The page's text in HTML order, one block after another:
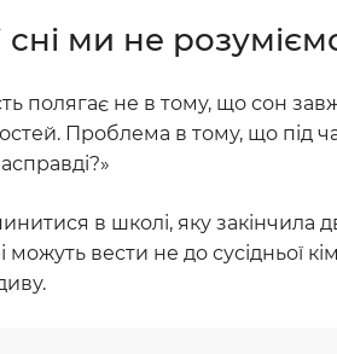
сні ми не
полягає не в тому, що сон
Проблема в тому, що під
в школі, яку закінчила
можуть вести не до сусідньої